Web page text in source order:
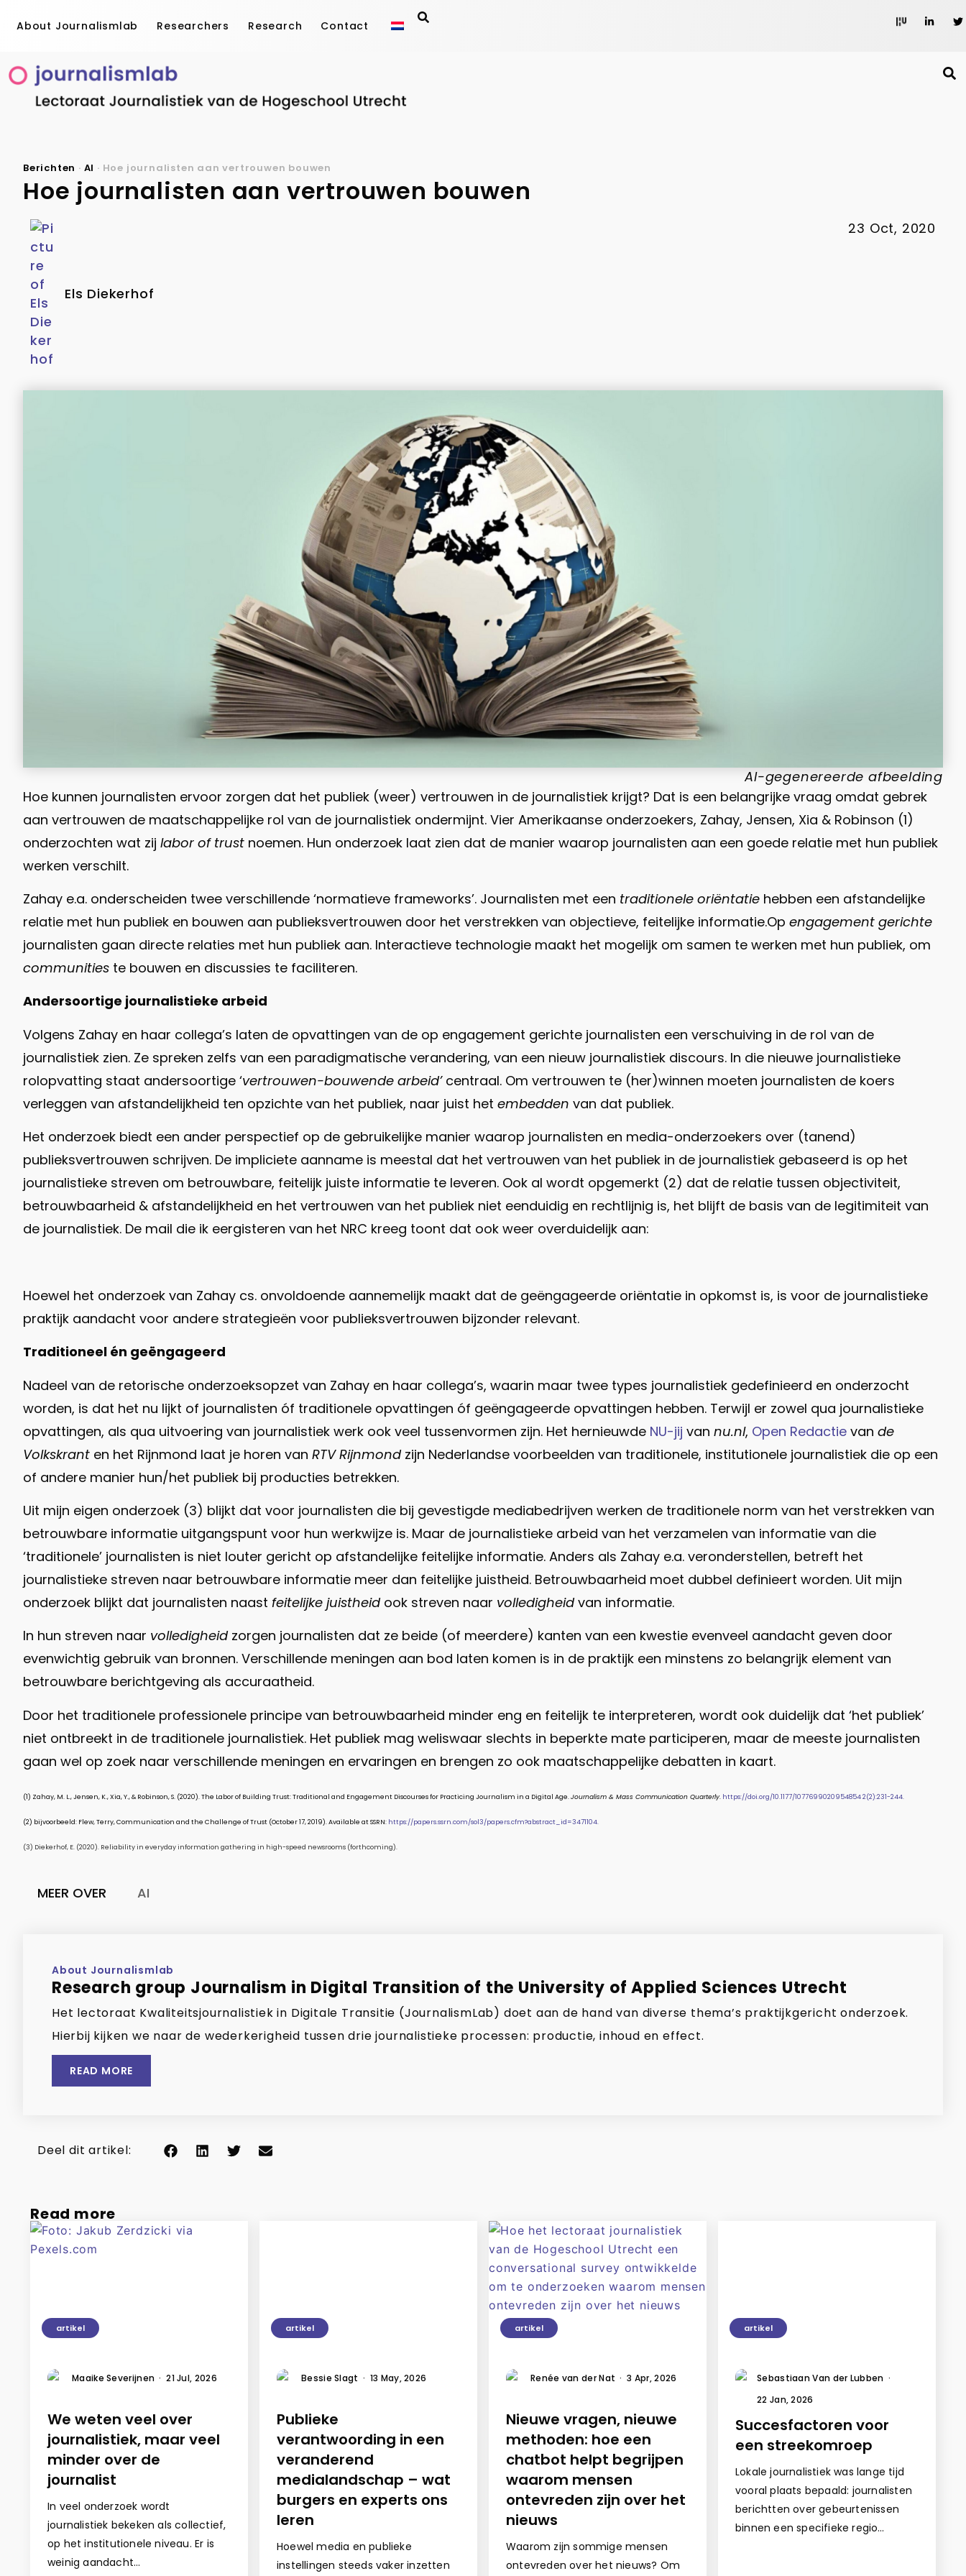
About Journalismlab Researchers Research Contact
Berichten · AI · Hoe journalisten aan vertrouwen bouwen
Hoe journalisten aan vertrouwen bouwen
Els Diekerhof
23 Oct, 2020
AI-gegenereerde afbeelding
Hoe kunnen journalisten ervoor zorgen dat het publiek (weer) vertrouwen in de journalistiek krijgt? Dat is een belangrijke vraag omdat gebrek
aan vertrouwen de maatschappelijke rol van de journalistiek ondermijnt. Vier Amerikaanse onderzoekers, Zahay, Jensen, Xia & Robinson (1)
onderzochten wat zij labor of trust noemen. Hun onderzoek laat zien dat de manier waarop journalisten aan een goede relatie met hun publiek
werken verschilt.
Zahay e.a. onderscheiden twee verschillende ‘normatieve frameworks’. Journalisten met een traditionele oriëntatie hebben een afstandelijke
relatie met hun publiek en bouwen aan publieksvertrouwen door het verstrekken van objectieve, feitelijke informatie.Op engagement gerichte
journalisten gaan directe relaties met hun publiek aan. Interactieve technologie maakt het mogelijk om samen te werken met hun publiek, om
communities te bouwen en discussies te faciliteren.
Andersoortige journalistieke arbeid
Volgens Zahay en haar collega’s laten de opvattingen van de op engagement gerichte journalisten een verschuiving in de rol van de
journalistiek zien. Ze spreken zelfs van een paradigmatische verandering, van een nieuw journalistiek discours. In die nieuwe journalistieke
rolopvatting staat andersoortige ‘vertrouwen-bouwende arbeid’ centraal. Om vertrouwen te (her)winnen moeten journalisten de koers
verleggen van afstandelijkheid ten opzichte van het publiek, naar juist het embedden van dat publiek.
Het onderzoek biedt een ander perspectief op de gebruikelijke manier waarop journalisten en media-onderzoekers over (tanend)
publieksvertrouwen schrijven. De impliciete aanname is meestal dat het vertrouwen van het publiek in de journalistiek gebaseerd is op het
journalistieke streven om betrouwbare, feitelijk juiste informatie te leveren. Ook al wordt opgemerkt (2) dat de relatie tussen objectiviteit,
betrouwbaarheid & afstandelijkheid en het vertrouwen van het publiek niet eenduidig en rechtlijnig is, het blijft de basis van de legitimiteit van
de journalistiek. De mail die ik eergisteren van het NRC kreeg toont dat ook weer overduidelijk aan:
Hoewel het onderzoek van Zahay cs. onvoldoende aannemelijk maakt dat de geëngageerde oriëntatie in opkomst is, is voor de journalistieke
praktijk aandacht voor andere strategieën voor publieksvertrouwen bijzonder relevant.
Traditioneel én geëngageerd
Nadeel van de retorische onderzoeksopzet van Zahay en haar collega’s, waarin maar twee types journalistiek gedefinieerd en onderzocht
worden, is dat het nu lijkt of journalisten óf traditionele opvattingen óf geëngageerde opvattingen hebben. Terwijl er zowel qua journalistieke
opvattingen, als qua uitvoering van journalistiek werk ook veel tussenvormen zijn. Het hernieuwde NU-jij van nu.nl, Open Redactie van de
Volkskrant en het Rijnmond laat je horen van RTV Rijnmondzijn Nederlandse voorbeelden van traditionele, institutionele journalistiek die op een
of andere manier hun/het publiek bij producties betrekken.
Uit mijn eigen onderzoek (3) blijkt dat voor journalisten die bij gevestigde mediabedrijven werken de traditionele norm van het verstrekken van
betrouwbare informatie uitgangspunt voor hun werkwijze is. Maar de journalistieke arbeid van het verzamelen van informatie van die
‘traditionele’ journalisten is niet louter gericht op afstandelijke feitelijke informatie. Anders als Zahay e.a. veronderstellen, betreft het
journalistieke streven naar betrouwbare informatie meer dan feitelijke juistheid. Betrouwbaarheid moet dubbel definieert worden. Uit mijn
onderzoek blijkt dat journalisten naast feitelijke juistheidook streven naar volledigheidvan informatie.
In hun streven naar volledigheid zorgen journalisten dat ze beide (of meerdere) kanten van een kwestie evenveel aandacht geven door
evenwichtig gebruik van bronnen. Verschillende meningen aan bod laten komen is in de praktijk een minstens zo belangrijk element van
betrouwbare berichtgeving als accuraatheid.
Door het traditionele professionele principe van betrouwbaarheid minder eng en feitelijk te interpreteren, wordt ook duidelijk dat ‘het publiek’
niet ontbreekt in de traditionele journalistiek. Het publiek mag weliswaar slechts in beperkte mate participeren, maar de meeste journalisten
gaan wel op zoek naar verschillende meningen en ervaringen en brengen zo ook maatschappelijke debatten in kaart.
(1) Zahay, M. L., Jensen, K., Xia, Y., & Robinson, S. (2020). The Labor of Building Trust: Traditional and Engagement Discourses for Practicing Journalism in a Digital Age.Journalism & Mass Communication Quarterly. https://doi.org/10.1177/1077699020954854 2(2):231-244.
(2) bijvoorbeeld: Flew, Terry, Communication and the Challenge of Trust (October 17, 2019). Available at SSRN: https://papers.ssrn.com/sol3/papers.cfm?abstract_id=3471104.
(3) Diekerhof, E. (2020). Reliability in everyday information gathering in high-speed newsrooms (forthcoming).
MEER OVER AI
About Journalismlab
Research group Journalism in Digital Transition of the University of Applied Sciences Utrecht
Het lectoraat Kwaliteitsjournalistiek in Digitale Transitie (JournalismLab) doet aan de hand van diverse thema’s praktijkgericht onderzoek.
Hierbij kijken we naar de wederkerigheid tussen drie journalistieke processen: productie, inhoud en effect.
READ MORE
Deel dit artikel:
Read more
artikel
Maaike Severijnen · 21 Jul, 2026
We weten veel over
journalistiek, maar veel
minder over de
journalist
In veel onderzoek wordt
journalistiek bekeken als collectief,
op het institutionele niveau. Er is
weinig aandacht…
artikel
Bessie Slagt · 13 May, 2026
Publieke
verantwoording in een
veranderend
medialandschap – wat
burgers en experts ons
leren
Hoewel media en publieke
instellingen steeds vaker inzetten
artikel
Renée van der Nat · 3 Apr, 2026
Nieuwe vragen, nieuwe
methoden: hoe een
chatbot helpt begrijpen
waarom mensen
ontevreden zijn over het
nieuws
Waarom zijn sommige mensen
ontevreden over het nieuws? Om
artikel
Sebastiaan Van der Lubben ·
22 Jan, 2026
Succesfactoren voor
een streekomroep
Lokale journalistiek was lange tijd
vooral plaats bepaald: journalisten
berichtten over gebeurtenissen
binnen een specifieke regio…